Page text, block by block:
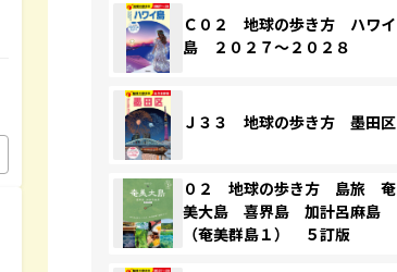
Ｃ０２ 地球の歩き方 ハワイ
島 ２０２７～２０２８
Ｊ３３ 地球の歩き方 墨田区
０２ 地球の歩き方 島旅 奄
美大島 喜界島 加計呂麻島
（奄美群島１） ５訂版